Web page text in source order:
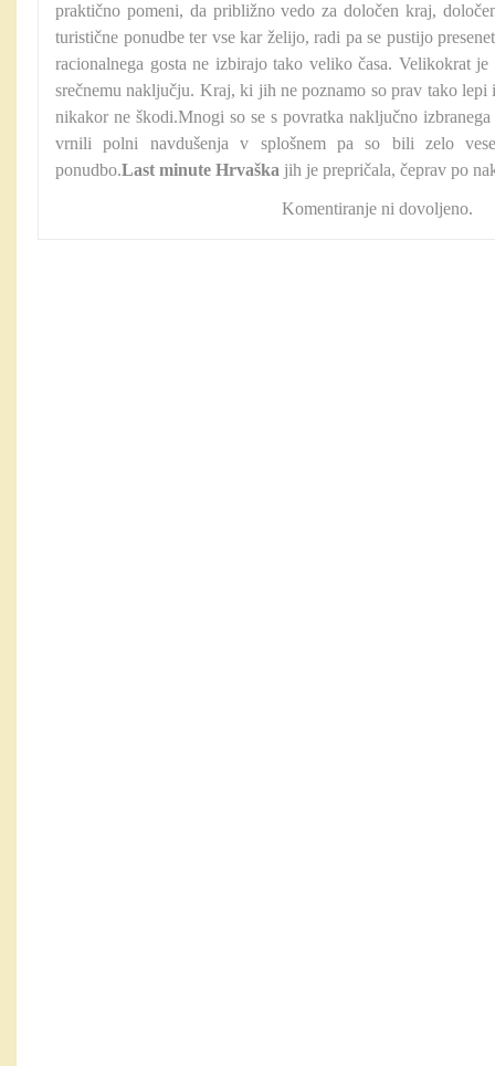
praktično pomeni, da približno vedo za določen kraj,
turistične ponudbe ter vse kar želijo, radi pa se pustijo
racionalnega gosta ne izbirajo tako veliko časa. Velikokrat
srečnemu naključju. Kraj, ki jih ne poznamo so prav tako
nikakor ne škodi.Mnogi so se s povratka naključno
vrnili polni navdušenja v splošnem pa so bili zelo
ponudbo.Last minute Hrvaška jih je prepričala, čeprav po
Komentiranje ni dovoljeno.